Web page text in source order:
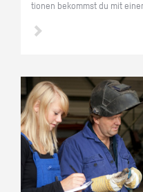
tio­nen be­kommst du mit